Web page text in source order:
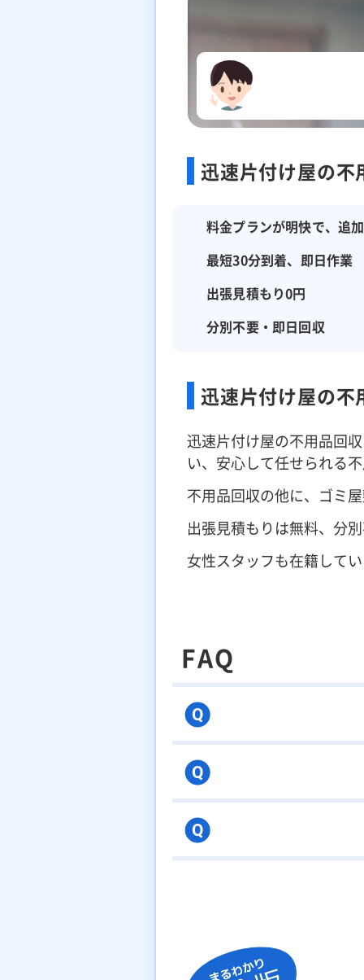
迅速片付け屋の不
料金プランが明快で、追
最短30分到着、即日作業
出張見積もり0円
分別不要・即日回収
迅速片付け屋の不
迅速片付け屋の不用品回
い、安心して任せられる
不用品回収の他に、ゴミ
出張見積もりは無料、分
女性スタッフも在籍して
FAQ
Q
Q
Q